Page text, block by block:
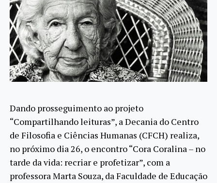
Dando prosseguimento ao projeto
“Compartilhando leituras”, a Decania do Centro
de Filosofia e Ciências Humanas (CFCH) realiza,
no próximo dia 26, o encontro “Cora Coralina – no
tarde da vida: recriar e profetizar”, com a
professora Marta Souza, da Faculdade de Educação